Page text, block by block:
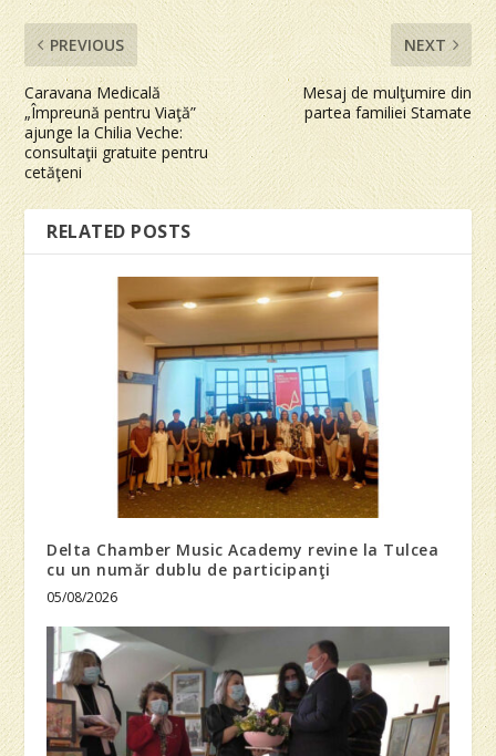
PREVIOUS
Caravana Medicală
„Împreună pentru Viaţă”
ajunge la Chilia Veche:
consultaţii gratuite pentru
cetăţeni
NEXT
Mesaj de mulţumire din
partea familiei Stamate
RELATED POSTS
Delta Chamber Music Academy revine la Tulcea
cu un număr dublu de participanţi
05/08/2026